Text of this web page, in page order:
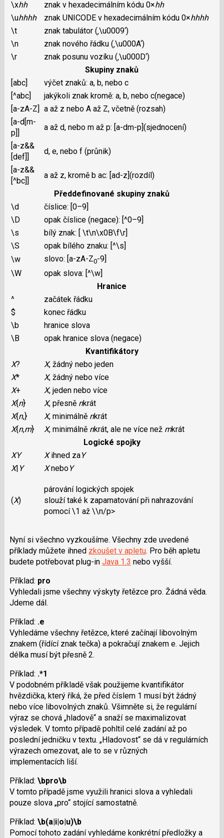
\xhh znak v hexadecimálním kódu 0×hh
\uhhhh znak UNICODE v hexadecimálním kódu 0×hhhh
\t
znak tabulátor (‚\u0009‘)
\n
znak nového řádku (‚\u000A‘)
\r
znak posunu vozíku (‚\u000D‘)
Skupiny znaků
[abc]
výčet znaků: a, b, nebo c
[^abc]
jakýkoli znak kromě: a, b, nebo c(negace)
[a-zA-Z] a až z nebo A až Z, včetně (rozsah)
[a-d[m-
p]]
a až d, nebo m až p: [a-dm-p](sjednocení)
[a-z&&
[def]]
d, e, nebo f (průnik)
[a-z&&
[^bc]]
a až z, kromě b ac: [ad-z](rozdíl)
Předdefinované skupiny znaků
\d
číslice: [0–9]
\D
opak číslice (negace): [^0–9]
\s
bílý znak: [ \t\n\x0B\f\r]
\S
opak bílého znaku: [^\s]
\w
slovo: [a-zA-Z0-9]
\W
opak slova: [^\w]
Hranice
^
začátek řádku
$
konec řádku
\b
hranice slova
\B
opak hranice slova (negace)
Kvantifikátory
X? X, žádný nebo jeden
X* X, žádný nebo více
X+ X, jeden nebo více
X{n} X, přesně nkrát
X{n,} X, minimálně nkrát
X{n,m} X, minimálně nkrát, ale ne více než mkrát
Logické spojky
XY
Xihned zaY
X| Y XneboY
(X)
párování logických spojek
slouží také k zapamatování při nahrazování
pomocí \1 až \\n/p>
Nyní si všechno vyzkoušíme. Všechny zde uvedené
příklady můžete ihned zkoušet v apletu. Pro běh apletu
budete potřebovat plug-in Java 1.3 nebo vyšší.
Příklad: pro
Vyhledali jsme všechny výskyty řetězce pro. Žádná věda.
Jdeme dál.
Příklad: .e
Vyhledáme všechny řetězce, které začínají libovolným
znakem (řídící znak tečka) a pokračují znakem e. Jejich
délka musí být přesně 2.
Příklad: .*1
V podobném příkladě však použijeme kvantifikátor
hvězdička, který říká, že před číslem 1 musí být žádný
nebo více libovolných znaků. Všimněte si, že regulární
výraz se chová „hladově“ a snaží se maximalizovat
výsledek. V tomto případě pohltil celé zadání až po
poslední jedničku v textu. „Hladovost“ se dá v regulárních
výrazech omezovat, ale to se v různých
implementacích liší.
Příklad: \bpro\b
V tomto případě jsme využili hranici slova a vyhledali
pouze slova „pro“ stojící samostatně.
Příklad: \b(a|i|o|u)\b
Pomocí tohoto zadání vyhledáme konkrétní předložky a